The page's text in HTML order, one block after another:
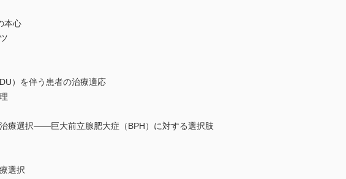
本心
）を伴う患者の治療適応
療選択――巨大前立腺肥大症（BPH）に対する選択肢
選択